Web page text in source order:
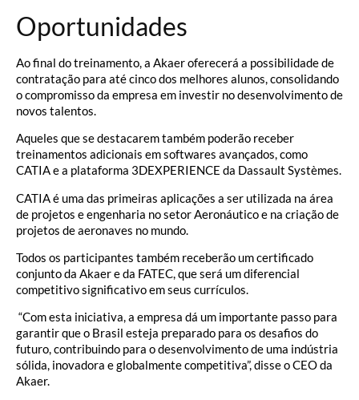
Oportunidades
Ao final do treinamento, a Akaer oferecerá a possibilidade de
contratação para até cinco dos melhores alunos, consolidando
o compromisso da empresa em investir no desenvolvimento de
novos talentos.
Aqueles que se destacarem também poderão receber
treinamentos adicionais em softwares avançados, como
CATIA e a plataforma 3DEXPERIENCE da Dassault Systèmes.
CATIA é uma das primeiras aplicações a ser utilizada na área
de projetos e engenharia no setor Aeronáutico e na criação de
projetos de aeronaves no mundo.
Todos os participantes também receberão um certificado
conjunto da Akaer e da FATEC, que será um diferencial
competitivo significativo em seus currículos.
“Com esta iniciativa, a empresa dá um importante passo para
garantir que o Brasil esteja preparado para os desafios do
futuro, contribuindo para o desenvolvimento de uma indústria
sólida, inovadora e globalmente competitiva”, disse o CEO da
Akaer.